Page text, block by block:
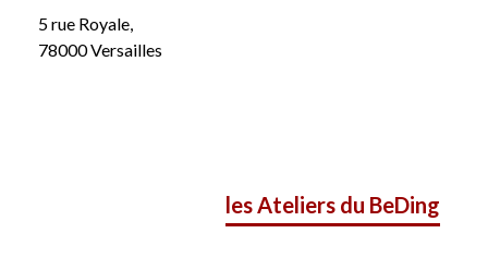
5 rue Royale,
78000 Versailles
les Ateliers du BeDing